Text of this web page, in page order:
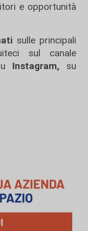
e opportunità
sulle principali
sul canale
Instagram, su